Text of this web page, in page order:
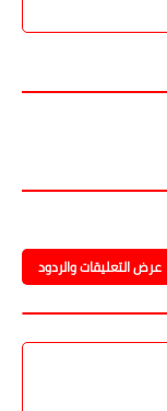
عرض التعليقات والردود